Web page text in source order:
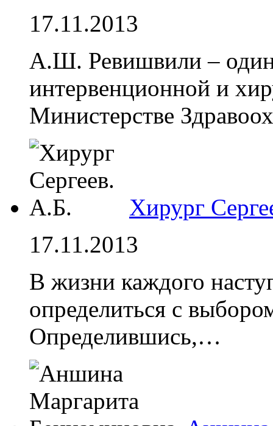
17.11.2013
А.Ш. Ревишвили – один
интервенционной и
Министерстве
Хирург
17.11.2013
В жизни каждого
определиться с
Определившись,…